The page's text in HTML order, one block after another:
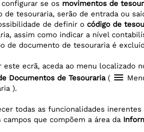
se os movimentos de
de tesouraria, serão de entrada ou
de definir o código de
assim como indicar a nível
de documento de tesouraria é
este ecrã, aceda ao menu localizado
Documentos de Tesouraria( menu
).
todas as funcionalidades
campos que compõem a área da